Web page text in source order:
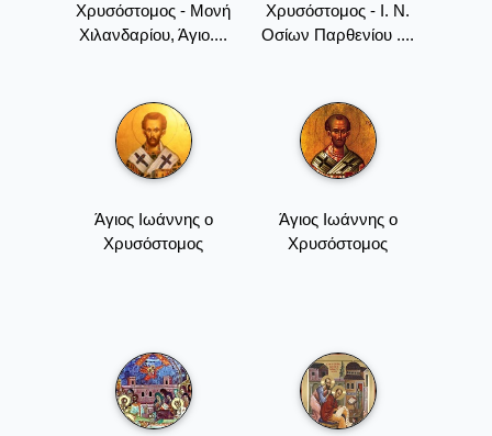
Χρυσόστομος - Mονή
Xιλανδαρίου, Άγιο....
Χρυσόστομος - Ι. Ν.
Οσίων Παρθενίου ....
Άγιος Ιωάννης ο
Χρυσόστομος
Άγιος Ιωάννης ο
Χρυσόστομος